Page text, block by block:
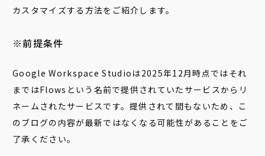
カスタマイズする方法をご紹介します。
※前提条件
Google Workspace Studioは2025年12月時点ではそれ
まではFlowsという名前で提供されていたサービスからリ
ネームされたサービスです。提供されて間もないため、こ
のブログの内容が最新ではなくなる可能性があることをご
了承ください。